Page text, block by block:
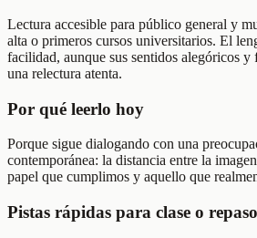
Lectura accesible para público general y
alta o primeros cursos universitarios. El
facilidad, aunque sus sentidos alegóricos
una relectura atenta.
Por qué leerlo hoy
Porque sigue dialogando con una
contemporánea: la distancia entre la
papel que cumplimos y aquello que
Pistas rápidas para clase o repaso